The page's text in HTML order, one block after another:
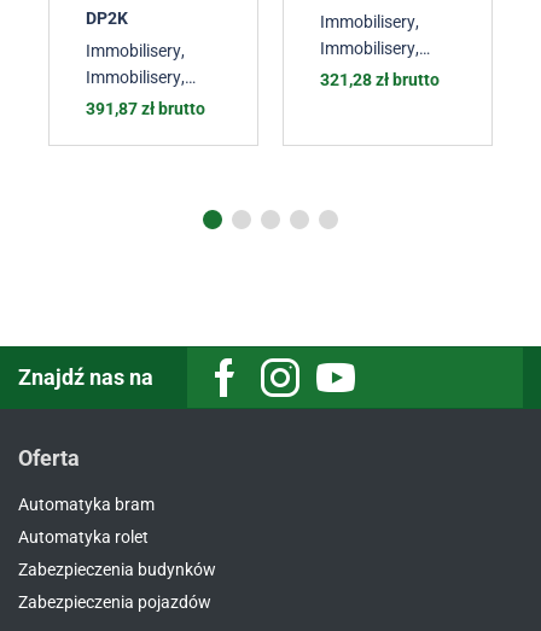
DP2K
Immobilisery,
Immobilisery,
Immobilisery
391,87zł brutto
Immobilisery,
Immobilisery,
Immobilisery,
321,28zł brutto
Znajdź nas na
Oferta
Automatyka bram
Automatyka rolet
Zabezpieczenia budynków
Zabezpieczenia pojazdów